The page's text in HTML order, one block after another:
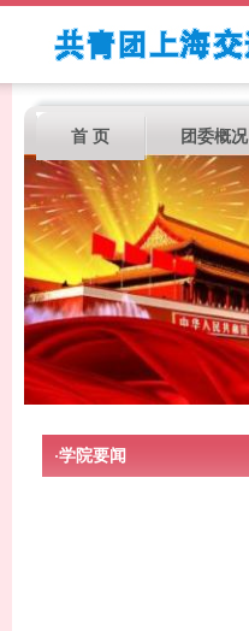
首 页 团委概况
·学院要闻